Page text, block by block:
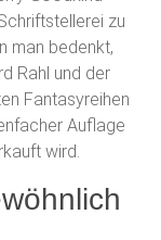
zu
man bedenkt,
Rahl und der
Fantasyreihen
Auflage
wird.